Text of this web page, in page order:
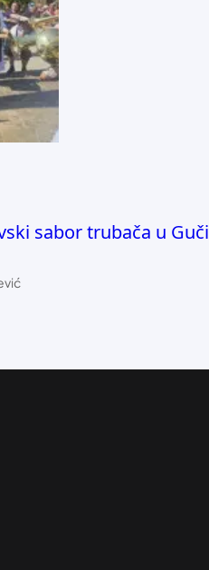
sabor trubača u Guči